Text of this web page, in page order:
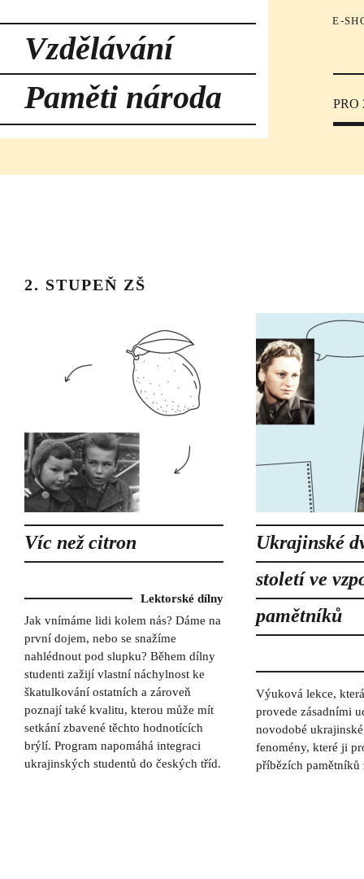
Vzdělávání
Paměti národa
PRO
E-
2. STUPEŇ ZŠ
Víc než citron
Lektorské dílny
Jak vnímáme lidi kolem nás? Dáme na
první dojem, nebo se snažíme
nahlédnout pod slupku? Během dílny
studenti zažijí vlastní náchylnost ke
škatulkování ostatních a zároveň
poznají také kvalitu, kterou může mít
setkání zbavené těchto hodnotících
brýlí. Program napomáhá integraci
ukrajinských studentů do českých tříd.
Ukrajinské
století ve
pamětníků
Výuková lekce,
provede zásadními
novodobé
fenomény, které ji
příbězích